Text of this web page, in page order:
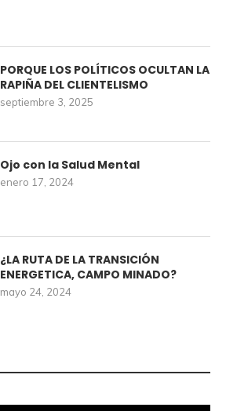
PORQUE LOS POLÍTICOS OCULTAN LA
RAPIÑA DEL CLIENTELISMO
septiembre 3, 2025
Ojo con la Salud Mental
enero 17, 2024
¿LA RUTA DE LA TRANSICIÓN
ENERGETICA, CAMPO MINADO?
mayo 24, 2024